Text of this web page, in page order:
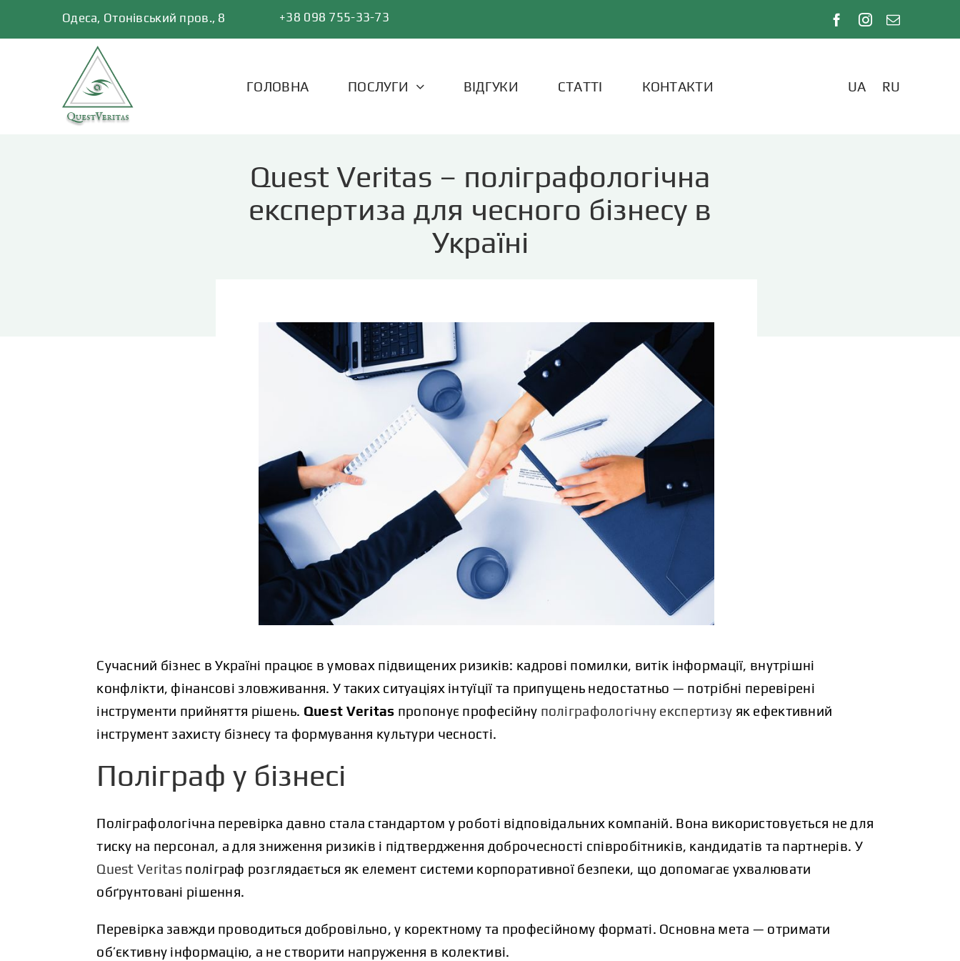
Одеса, Отонівський пров., 8 +38 098 755-33-73
ГОЛОВНА ПОСЛУГИ ВІДГУКИ СТАТТІ КОНТАКТИ UA RU
Quest Veritas – поліграфологічна
експертиза для чесного бізнесу в
Україні
Сучасний бізнес в Україні працює в умовах підвищених ризиків: кадрові помилки, витік інформації, внутрішні
конфлікти, фінансові зловживання. У таких ситуаціях інтуїції та припущень недостатньо — потрібні перевірені
інструменти прийняття рішень. Quest Veritas пропонує професійну поліграфологічну експертизу як ефективний
інструмент захисту бізнесу та формування культури чесності.
Поліграф у бізнесі
Поліграфологічна перевірка давно стала стандартом у роботі відповідальних компаній. Вона використовується не для
тиску на персонал, а для зниження ризиків і підтвердження доброчесності співробітників, кандидатів та партнерів. У
Quest Veritas поліграф розглядається як елемент системи корпоративної безпеки, що допомагає ухвалювати
обґрунтовані рішення.
Перевірка завжди проводиться добровільно, у коректному та професійному форматі. Основна мета — отримати
об’єктивну інформацію, а не створити напруження в колективі.